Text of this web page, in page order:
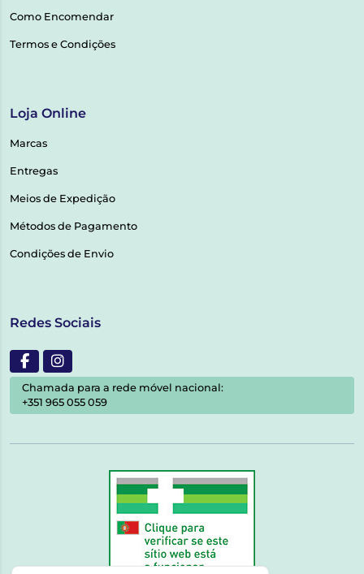
Como Encomendar
Termos e Condições
Loja Online
Marcas
Entregas
Meios de Expedição
Métodos de Pagamento
Condições de Envio
Redes Sociais
Chamada para a rede móvel nacional:
+351 965 055 059